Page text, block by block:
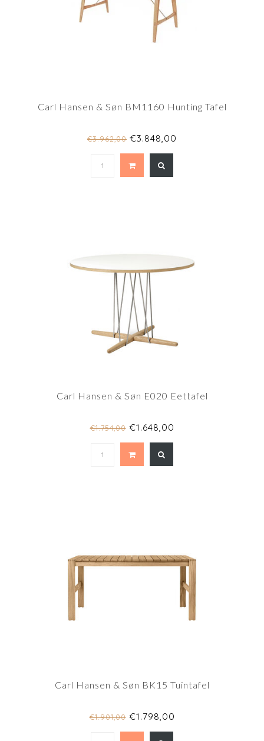
Carl Hansen & Søn BM1160 Hunting Tafel
€3.962,00 €3.848,00
Carl Hansen & Søn E020 Eettafel
€1.754,00€1.648,00
Carl Hansen & Søn BK15 Tuintafel
€1.901,00€1.798,00